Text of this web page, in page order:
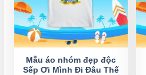
Mẫu áo nhóm đẹp độc
Sếp Ơi Mình Đi Đâu Thế